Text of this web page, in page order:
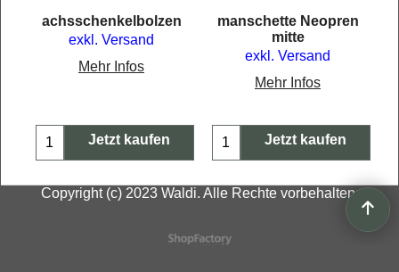
achsschenkelbolzen
exkl. Versand
Mehr Infos
Jetzt kaufen
manschette Neopren
mitte
exkl. Versand
Mehr Infos
Jetzt kaufen
Copyright (c) 2023 Waldi. Alle Rechte vorbehalten.
WebShop erstellt mit
ShopFactory Shop